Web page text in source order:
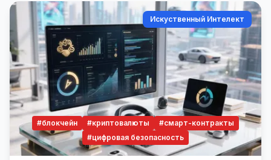
Искуственный Интелект
#блокчейн #криптовалюты
#смарт-контракты
#цифровая безопасность